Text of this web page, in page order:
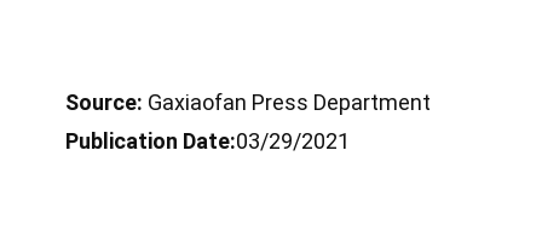
Source: Gaxiaofan Press Department
Publication Date:03/29/2021